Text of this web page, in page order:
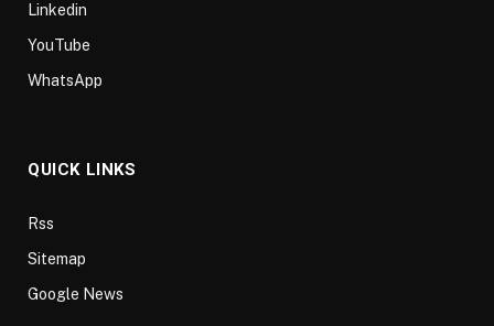
Linkedin
YouTube
WhatsApp
QUICK LINKS
Rss
Sitemap
Google News